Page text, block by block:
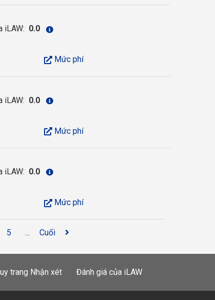
iLAW: 0.0
Mức phí
iLAW: 0.0
Mức phí
iLAW: 0.0
Mức phí
5 ... Cuối
trang Nhận xét Đánh giá của iLAW